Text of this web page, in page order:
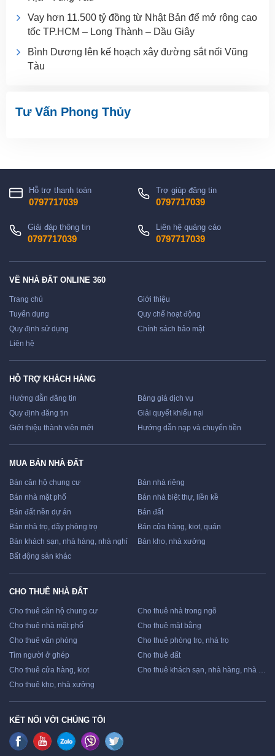
Vay hơn 11.500 tỷ đồng từ Nhật Bản để mở rộng cao
tốc TP.HCM – Long Thành – Dầu Giây
Bình Dương lên kế hoạch xây đường sắt nối Vũng
Tàu
Tư Vấn Phong Thủy
Hỗ trợ thanh toán
0797717039
Trợ giúp đăng tin
0797717039
Giải đáp thông tin
0797717039
Liên hệ quảng cáo
0797717039
VỀ NHÀ ĐẤT ONLINE 360
Trang chủ
Giới thiệu
Tuyển dụng
Quy chế hoạt động
Quy định sử dụng
Chính sách bảo mật
Liên hệ
HỖ TRỢ KHÁCH HÀNG
Hướng dẫn đăng tin
Bảng giá dịch vụ
Quy định đăng tin
Giải quyết khiếu nại
Giới thiệu thành viên mới
Hướng dẫn nạp và chuyển tiền
MUA BÁN NHÀ ĐẤT
Bán căn hộ chung cư
Bán nhà riêng
Bán nhà mặt phố
Bán nhà biệt thự, liền kề
Bán đất nền dự án
Bán đất
Bán nhà trọ, dãy phòng trọ
Bán cửa hàng, kiot, quán
Bán khách sạn, nhà hàng, nhà nghỉ
Bán kho, nhà xưởng
Bất động sản khác
CHO THUÊ NHÀ ĐẤT
Cho thuê căn hộ chung cư
Cho thuê nhà trong ngõ
Cho thuê nhà mặt phố
Cho thuê mặt bằng
Cho thuê văn phòng
Cho thuê phòng trọ, nhà trọ
Tìm người ở ghép
Cho thuê đất
Cho thuê cửa hàng, kiot
Cho thuê khách sạn, nhà hàng, nhà nghỉ
Cho thuê kho, nhà xưởng
KẾT NỐI VỚI CHÚNG TÔI